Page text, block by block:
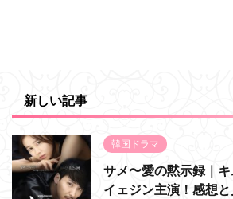
新しい記事
韓国ドラマ
サメ〜愛の黙示録｜
イェジン主演！感想と